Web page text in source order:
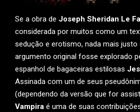
Se a obra de Joseph Sheridan Le
considerada por muitos como um
sedução e erotismo, nada mais justo
argumento original fosse explorado
espanhol de bagaceiras estilosas
Assinada com um de seus
(dependendo da versão que for
Vampira é uma de suas